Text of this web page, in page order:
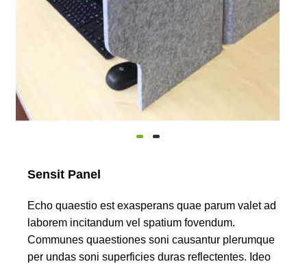
Sensit Panel
Echo quaestio est exasperans quae parum valet ad
laborem incitandum vel spatium fovendum.
Communes quaestiones soni causantur plerumque
per undas soni superficies duras reflectentes. Ideo